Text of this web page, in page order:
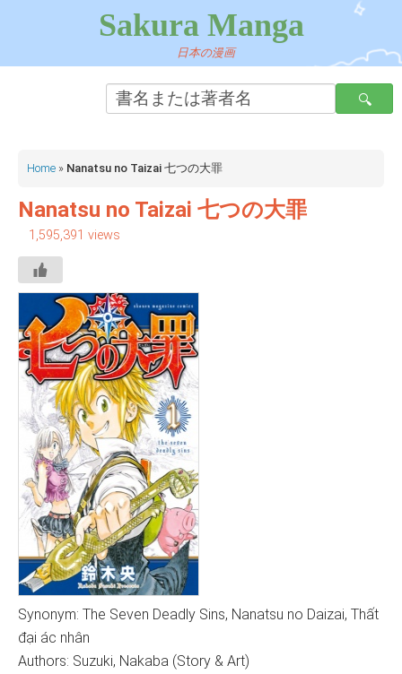
Sakura Manga
日本の漫画
Home » Nanatsu no Taizai 七つの大罪
Nanatsu no Taizai 七つの大罪
1,595,391 views
Synonym: The Seven Deadly Sins, Nanatsu no Daizai, Thất
đại ác nhân
Authors: Suzuki, Nakaba (Story & Art)